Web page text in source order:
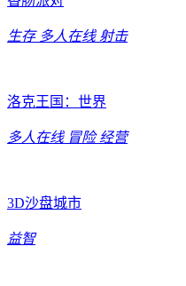
生存 多人在线 射击
洛克王国：世界
多人在线 冒险 经营
3D沙盘城市
益智